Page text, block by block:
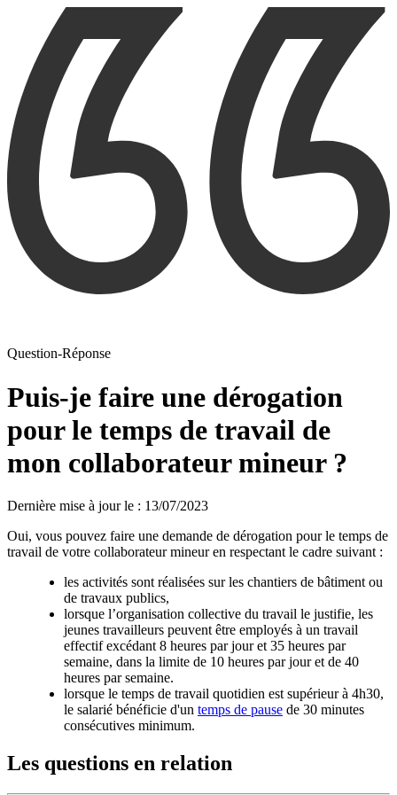
Question-Réponse
Puis-je faire une dérogation
pour le temps de travail de
mon collaborateur mineur ?
Dernière mise à jour le : 13/07/2023
Oui, vous pouvez faire une demande de dérogation pour le temps de
travail de votre collaborateur mineur en respectant le cadre suivant :
les activités sont réalisées sur les chantiers de bâtiment ou
de travaux publics,
lorsque l’organisation collective du travail le justifie, les
jeunes travailleurs peuvent être employés à un travail
effectif excédant 8 heures par jour et 35 heures par
semaine, dans la limite de 10 heures par jour et de 40
heures par semaine.
lorsque le temps de travail quotidien est supérieur à 4h30,
le salarié bénéficie d'un temps de pause de 30 minutes
consécutives minimum.
Les questions en relation